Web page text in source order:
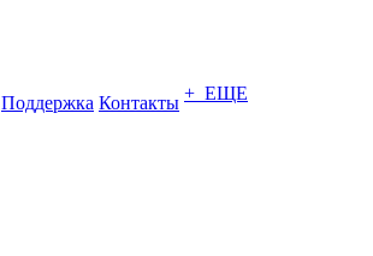
Поддержка Контакты + ЕЩЕ